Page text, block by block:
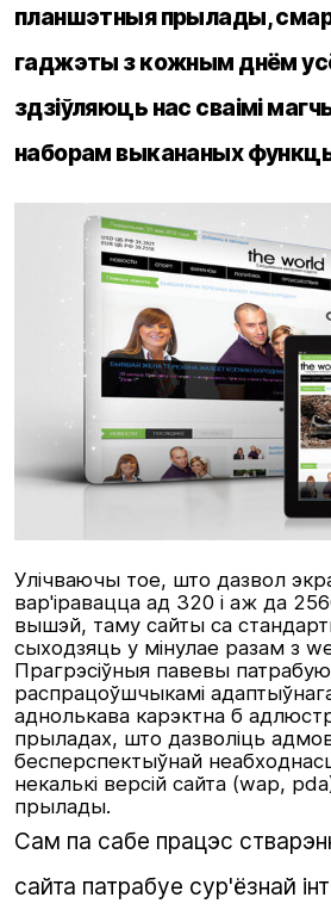
планшэтныя прылады,
гаджэты з кожным днём
здзіўляюць нас сваімі
наборам выкананых
Улічваючы тое, што дазвол
вар'іравацца ад 320 і аж да
вышэй, таму сайты са
сыходзяць у мінулае разам з
Прагрэсіўныя павевы
распрацоўшчыкамі
аднолькава карэктна б
прыладах, што дазволіць
бесперспектыўнай
некалькі версій сайта (wap,
прылады.
Сам па сабе працэс
сайта патрабуе сур'ёзнай